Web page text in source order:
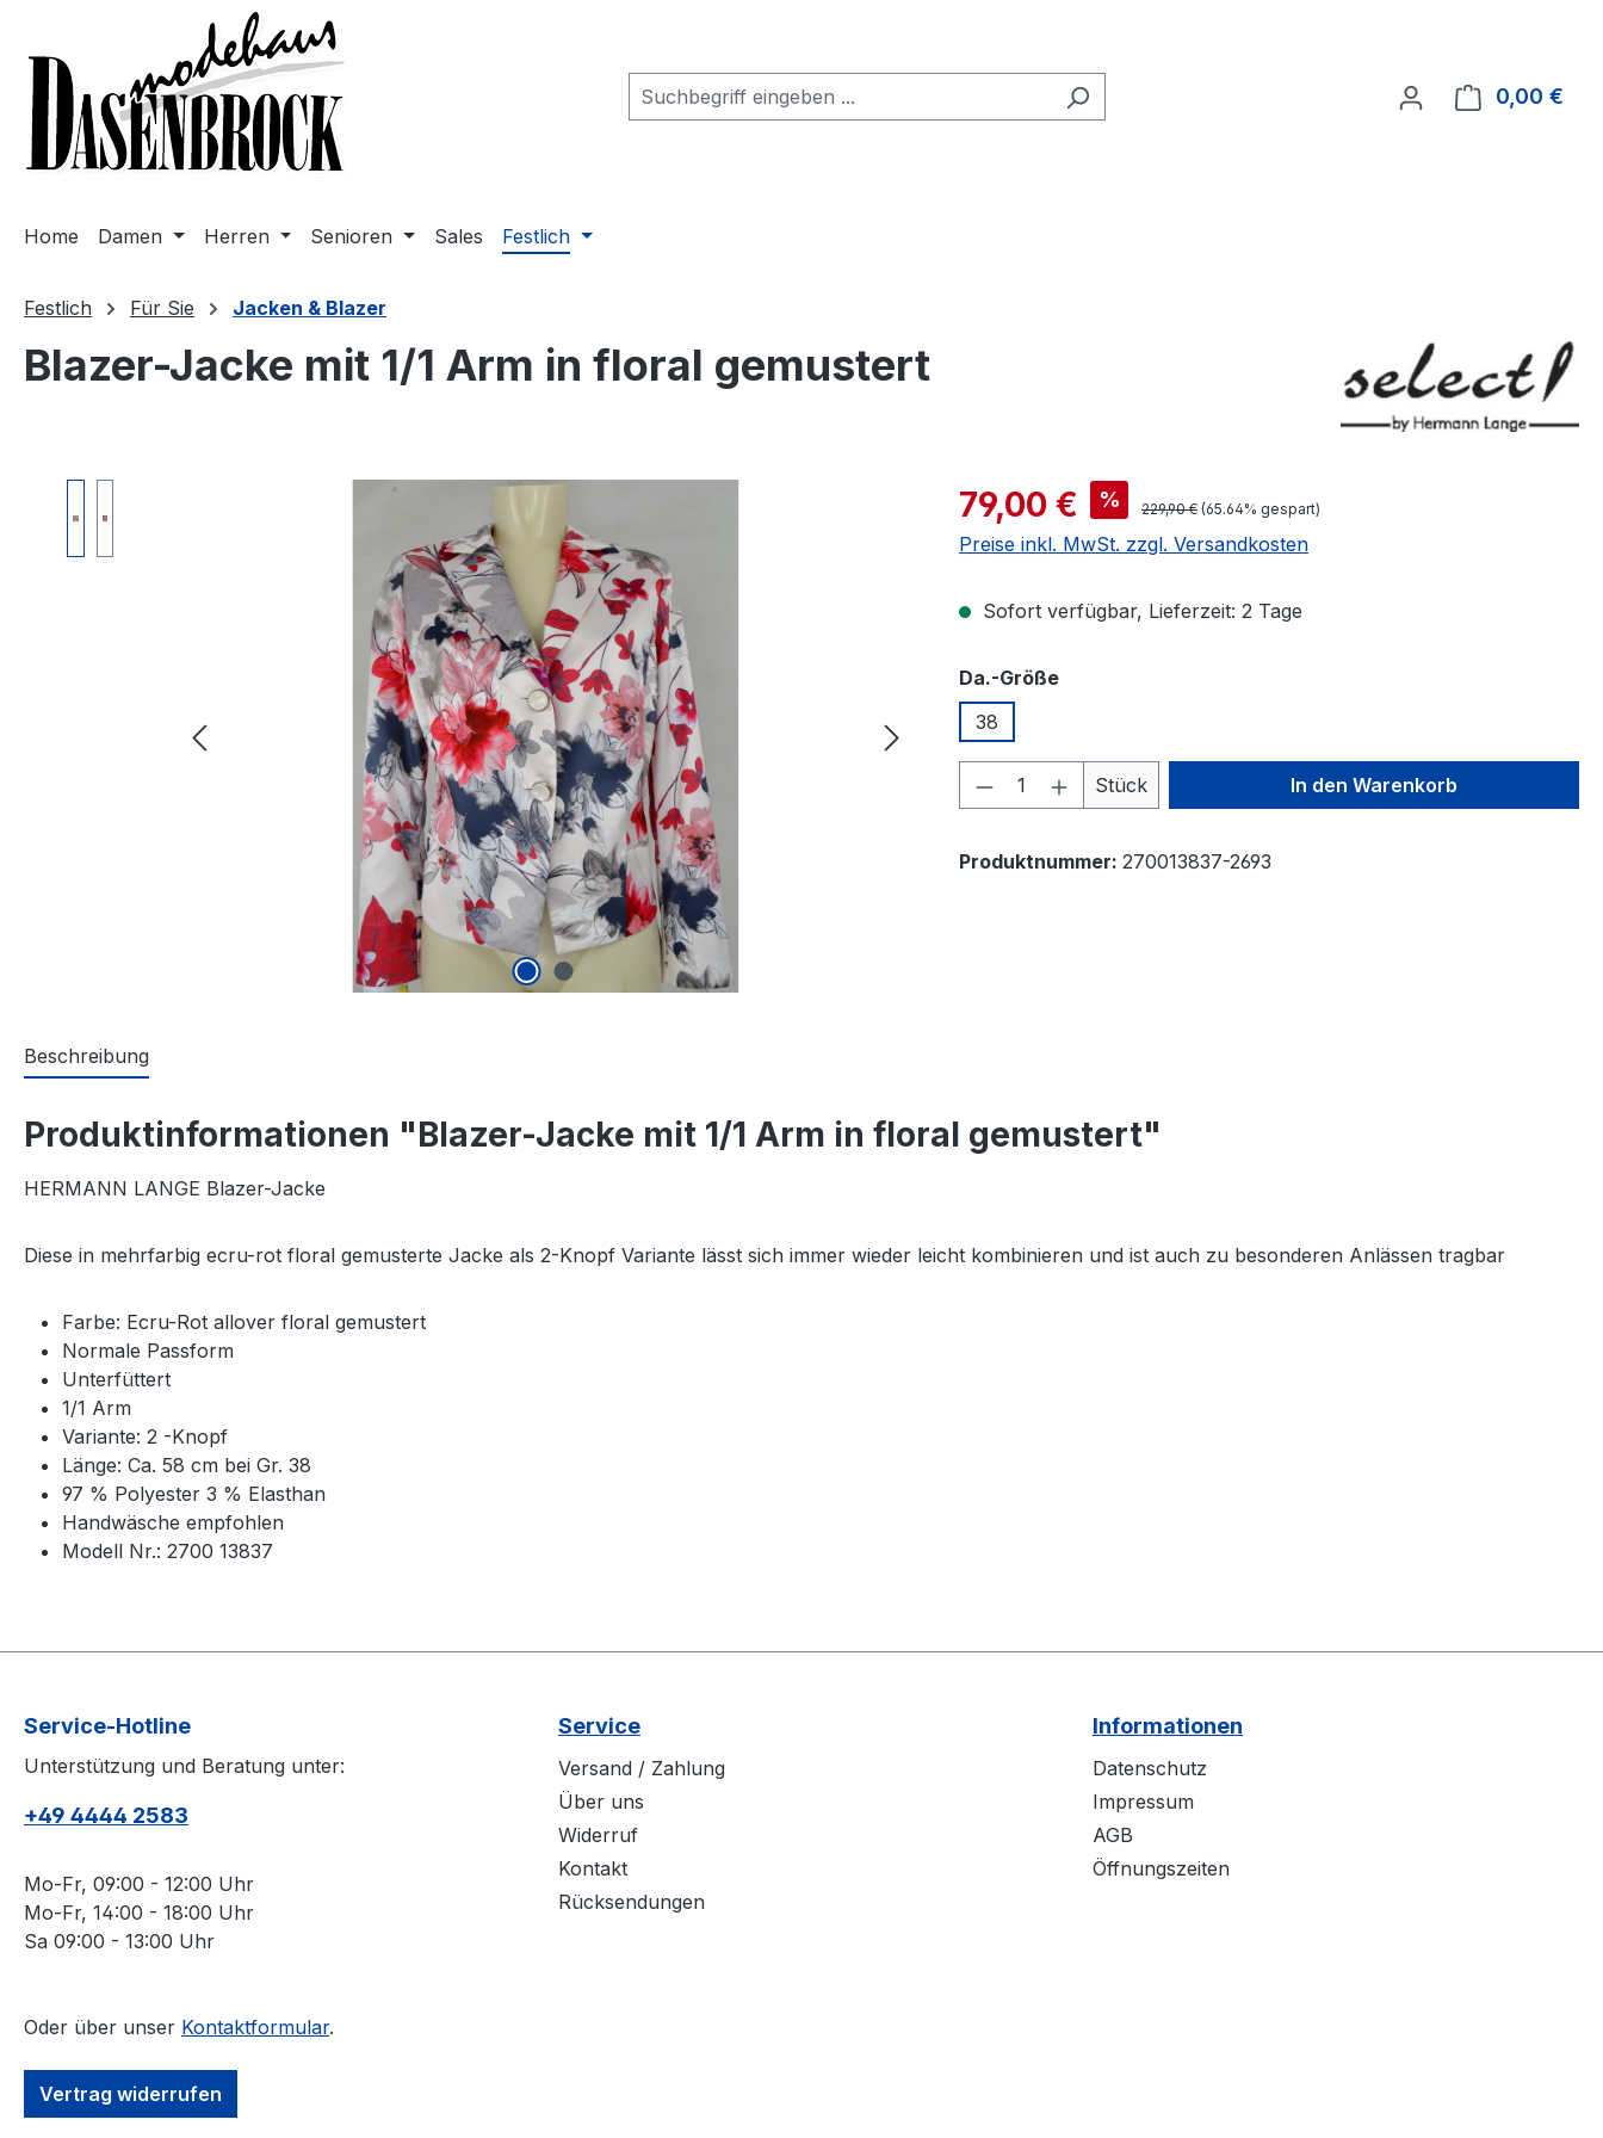
Hauptinhalt springen
Zur Hauptnavigation springen
0,00 €
Home Damen Herren Senioren Sales Festlich
Festlich Für Sie Jacken & Blazer
Blazer-Jacke mit 1/1 Arm in floral gemustert
Verkaufspreis:
79,00 € % Regulärer Preis:
229,90 € (65.64% gespart)
Preise inkl. MwSt. zzgl. Versandkosten
Sofort verfügbar, Lieferzeit: 2 Tage
Da.-Größeauswählen
38
Produkt Anzahl: Gib den gewünschten Wert
Stück In den Warenkorb
Produktnummer: 270013837-2693
Beschreibung
Produktinformationen "Blazer-Jacke mit 1/1 Arm in floral gemustert"
HERMANN LANGE Blazer-Jacke
Diese in mehrfarbig ecru-rot floral gemusterte Jacke als 2-Knopf Variante lässt sich immer wieder leicht kombinieren und ist auch zu besonderen Anlässen tragbar
Farbe: Ecru-Rot allover floral gemustert
Normale Passform
Unterfüttert
1/1 Arm
Variante: 2 -Knopf
Länge: Ca. 58 cm bei Gr. 38
97 % Polyester 3 % Elasthan
Handwäsche empfohlen
Modell Nr.: 2700 13837
Service-Hotline
Unterstützung und Beratung unter:
+49 4444 2583
Mo-Fr, 09:00 - 12:00 Uhr
Mo-Fr, 14:00 - 18:00 Uhr
Sa 09:00 - 13:00 Uhr
Oder über unser Kontaktformular.
Vertrag widerrufen
Service
Versand / Zahlung
Über uns
Widerruf
Kontakt
Rücksendungen
Informationen
Datenschutz
Impressum
AGB
Öffnungszeiten